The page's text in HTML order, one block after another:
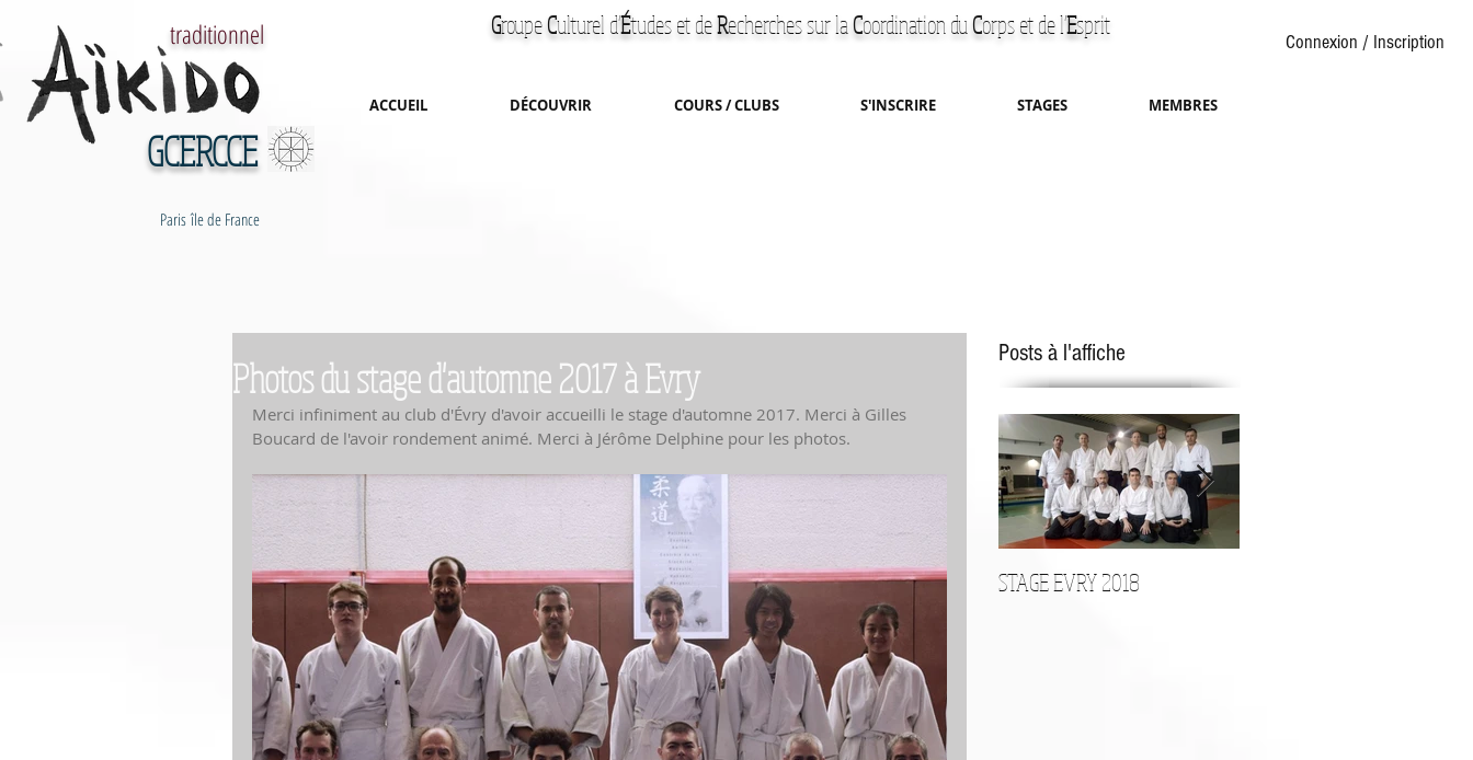
GCERCCE
Paris île de France
traditionnel GroupeCulturel d'Études et deRecherchessur laCoordination duCorps et de l'Esprit
Connexion / Inscription
ACCUEIL DÉCOUVRIR COURS / CLUBS S'INSCRIRE STAGES MEMBRES
Photos du stage d'automne 2017 à Evry
Merci infiniment au club d'Évry d'avoir accueilli le stage d'automne 2017. Merci à Gilles
Boucard de l'avoir rondement animé. Merci à Jérôme Delphine pour les photos.
Posts à l'affiche
STAGE EVRY 2018